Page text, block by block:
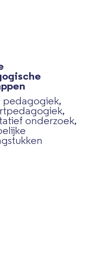
pedagogiek,
onderzoek,